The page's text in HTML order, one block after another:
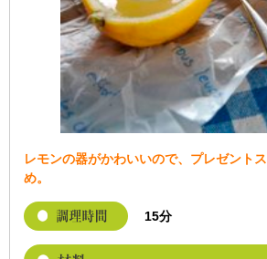
レモンの器がかわいいので、プレゼント
め。
15分